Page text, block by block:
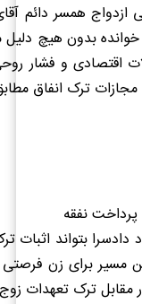
ازدواج همسر دائم
بدون هیچ
اقتصادی و فشار
ترک انفاق مطابق
نفقه
بتواند اثبات
مسیر برای زن فرصتی
ترک تعهدات